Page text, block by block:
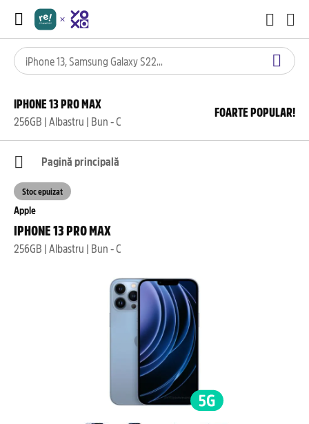
IPHONE 13 PRO MAX
256GB | Albastru | Bun - C
FOARTE POPULAR!
Pagină principală
Apple
IPHONE 13 PRO MAX
256GB | Albastru | Bun - C
Stoc epuizat